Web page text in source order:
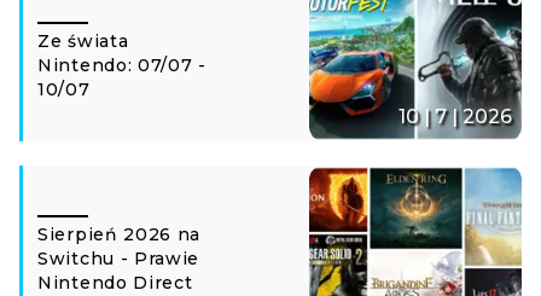
Ze świata
Nintendo: 07/07 -
10/07
10 | 7 | 2026
Sierpień 2026 na
Switchu - Prawie
Nintendo Direct